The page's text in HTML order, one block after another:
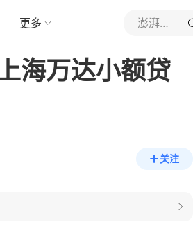
更多 澎湃新闻
海万达小额贷
关注